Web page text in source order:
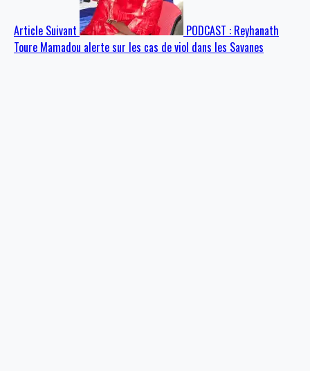
Article Suivant
PODCAST : Reyhanath
Toure Mamadou alerte sur les cas de viol dans les Savanes